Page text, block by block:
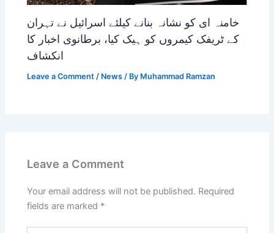
خامنہ ای کو نشانہ بنانے کیلئے اسرائیل نے تہران
کے ٹریفک کیمروں کو ہیک کیا، برطانوی اخبار کا
انکشاف
Leave a Comment / News / By Muhammad Ramzan
Leave a Comment
Your email address will not be published. Required
fields are marked *